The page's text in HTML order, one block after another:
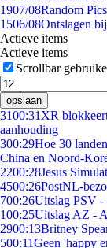
1907/08Random
1506/08Ontslagen
Actieve items
Actieve items
Scrollbar
opslaan
3100:31 XR
aanhouding
300:29Hoe 30
China en Noord-
2200:28Jesus
4500:26PostNL-
700:26Uitslag PSV -
100:25Uitslag AZ -
2900:13Britney
500:11Geen 'happy